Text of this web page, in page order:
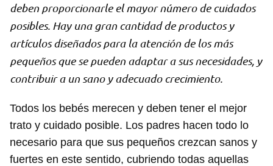
deben proporcionarle el mayor número de cuidados
posibles. Hay una gran cantidad de productos y
artículos diseñados para la atención de los más
pequeños que se pueden adaptar a sus necesidades, y
contribuir a un sano y adecuado crecimiento.
­Todos los bebés merecen y deben tener el mejor
trato y cuidado posible. Los padres hacen todo lo
necesario para que sus pequeños crezcan sanos y
fuertes en este sentido, cubriendo todas aquellas